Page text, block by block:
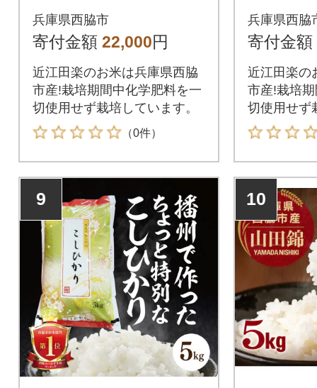
米 10kg(5kg×2)
兵庫県西脇市
寄付金額 22,000円
近江田楽のお米は兵庫県西脇
市産!栽培期間中化学肥料を一
切使用せず栽培しています。
（0件）
米
兵庫県西脇
寄付金額
近江田楽の
市産!栽培
切使用せず
9 10